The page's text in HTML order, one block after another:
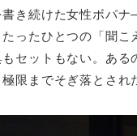
き続けた女性ボパ
ったひとつの「聞こ
セットもない。あ
限までそぎ落とされ